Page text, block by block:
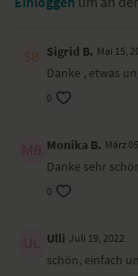
Dieses Video haben wir
hessnatur.
Sigrid B. Mai 15,
Danke , etwas
0
Monika B. März
Danke sehr
0
Ulli Juli 19, 2022
schön, einfach